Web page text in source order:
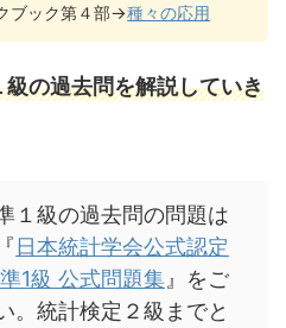
ブック第４部→種々の応用
級の過去問を解説していき
１級の過去問の問題は
日本統計学会公式認定
1級 公式問題集 』をご
。統計検定２級までと